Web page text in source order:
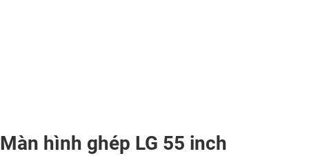
Màn hình ghép LG 55 inch